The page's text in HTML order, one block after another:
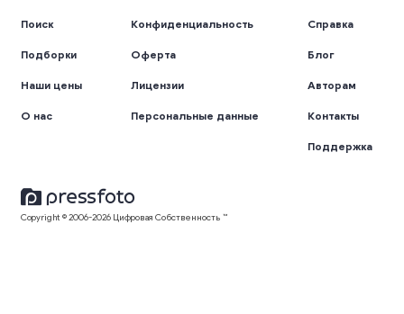
Поиск
Подборки
Наши цены
О нас
Конфиденциальность
Оферта
Лицензии
Персональные данные
Справка
Блог
Авторам
Контакты
Поддержка
Copyright © 2006-2026 Цифровая Собственность ™